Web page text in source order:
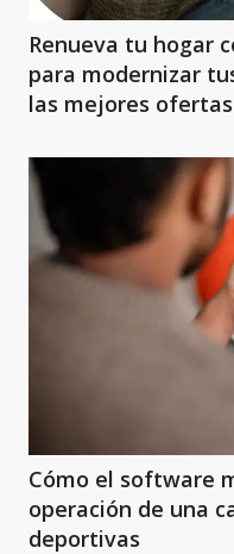
Renueva tu hogar
para modernizar
las mejores ofertas
Cómo el software
operación de una
deportivas